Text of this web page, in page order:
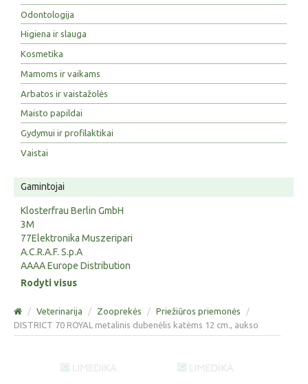
Odontologija
Higiena ir slauga
Kosmetika
Mamoms ir vaikams
Arbatos ir vaistažolės
Maisto papildai
Gydymui ir profilaktikai
Vaistai
Gamintojai
Klosterfrau Berlin GmbH
3M
77Elektronika Muszeripari
A.C.R.A.F. S.p.A
AAAA Europe Distribution
Rodyti visus
/ Veterinarija / Zooprekės / Priežiūros priemonės
/
DISTRICT 70 ROYAL metalinis dubenėlis katėms 12 cm., aukso